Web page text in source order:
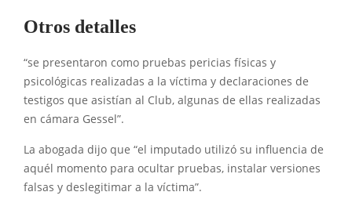
Otros detalles
“se presentaron como pruebas pericias físicas y
psicológicas realizadas a la víctima y declaraciones de
testigos que asistían al Club, algunas de ellas realizadas
en cámara Gessel”.
La abogada dijo que “el imputado utilizó su influencia de
aquél momento para ocultar pruebas, instalar versiones
falsas y deslegitimar a la víctima”.